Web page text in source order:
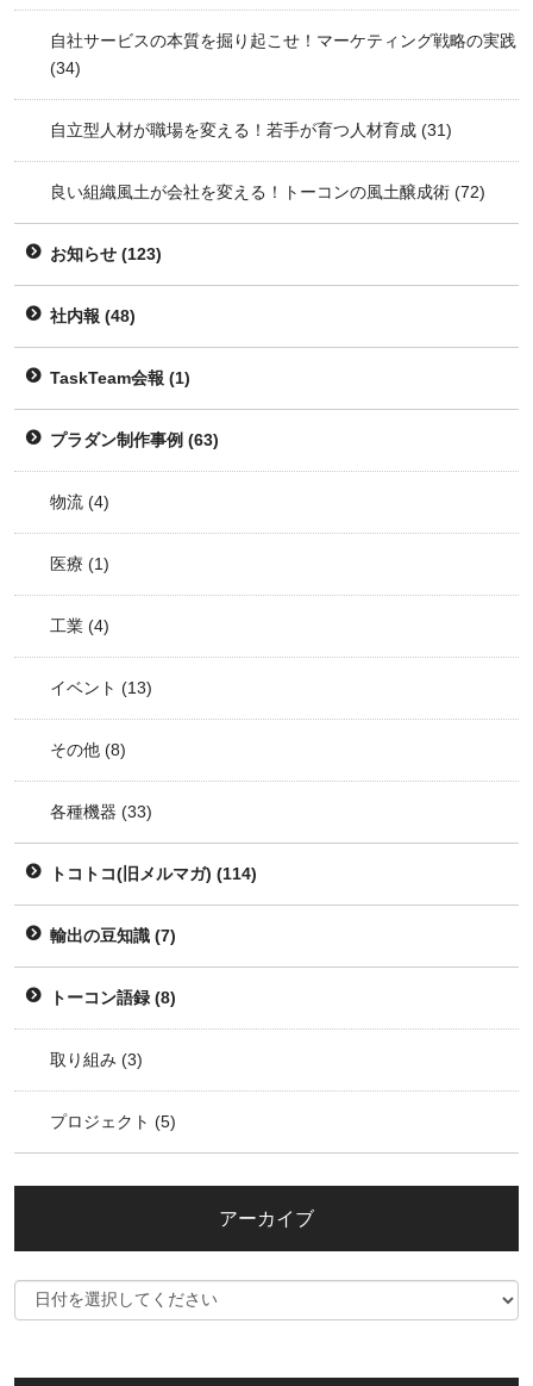
自社サービスの本質を掘り起こせ！マーケティング戦略の実践
(34)
自立型人材が職場を変える！若手が育つ人材育成 (31)
良い組織風土が会社を変える！トーコンの風土醸成術 (72)
お知らせ (123)
社内報 (48)
TaskTeam会報 (1)
プラダン制作事例 (63)
物流 (4)
医療 (1)
工業 (4)
イベント (13)
その他 (8)
各種機器 (33)
トコトコ(旧メルマガ) (114)
輸出の豆知識 (7)
トーコン語録 (8)
取り組み (3)
プロジェクト (5)
アーカイブ